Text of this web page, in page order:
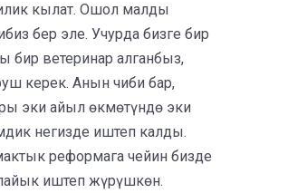
кылат. Ошол малды
бер эле. Учурда бизге бир
бир ветеринар алганбыз,
керек. Анын чиби бар,
эки айыл өкмөтүндө эки
негизде иштеп калды.
реформага чейин бизде
иштеп жүрүшкөн.